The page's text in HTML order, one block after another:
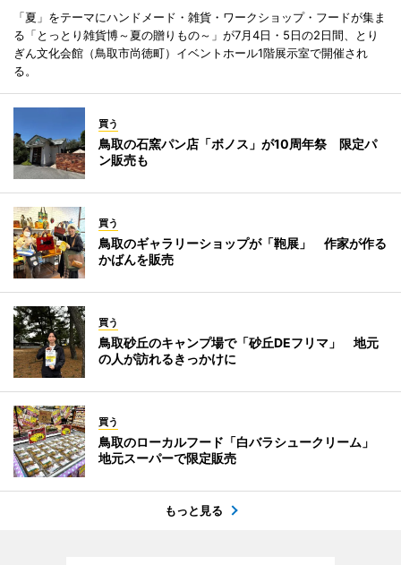
「夏」をテーマにハンドメード・雑貨・ワークショップ・フードが集ま
る「とっとり雑貨博～夏の贈りもの～」が7月4日・5日の2日間、とり
ぎん文化会館（鳥取市尚徳町）イベントホール1階展示室で開催され
る。
買う
鳥取の石窯パン店「ボノス」が10周年祭 限定パ
ン販売も
買う
鳥取のギャラリーショップが「鞄展」 作家が作る
かばんを販売
買う
鳥取砂丘のキャンプ場で「砂丘DEフリマ」 地元
の人が訪れるきっかけに
買う
鳥取のローカルフード「白バラシュークリーム」
地元スーパーで限定販売
もっと見る